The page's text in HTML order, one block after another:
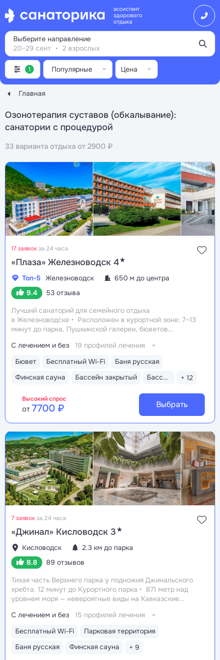
ассистент
здорового
отдыха
Главная
Выберите направление
20–29 сент
2 взрослых
Озонотерапия суставов (обкалывание):
санатории с процедурой
33 варианта отдыха от 2900 ₽
1 Популярные Цена
17 заявокза 24 часа
«Плаза» Железноводск 4★
Топ-5 Железноводск
650 м до центра
9.4
53 отзыва
Лучший санаторий для семейного отдыха
в Железноводске
Расположен в курортной зоне: 7–13
минут до парка, Пушкинской галереи, бюветов
бювет с минеральной водой «Славяновская»
в одном здании: не нужно выходить на улицу, чтобы
получить лечение, посетить бассейн и столовую
Бювет Бесплатный Wi-Fi
Баня русская
Финская сауна
Бассейн закрытый Бассейн детский + 12
С лечением и без 19 профилей лечения
Высокий спрос
от 7700 ₽ Выбрать
7 заявокза 24 часа
«Джинал» Кисловодск 3★
Кисловодск
2.3 км до парка
8.8
89 отзывов
Тихая часть Верхнего парка у подножия Джинальского
хребта. 12 минут до Курортного парка
871 метр над
уровнем моря ­— невероятные виды на Кавказские
На территории и рядом расположены лучшие
смотровые площадки Кисловодска
бювет с минеральной водой трех курортов:
«Ессентуки 2», «Ессентуки 4», «Славяновская»
Бесплатный Wi-Fi
Парковая территория
Баня русская
Финская сауна + 9
С лечением и без 15 профилей лечения